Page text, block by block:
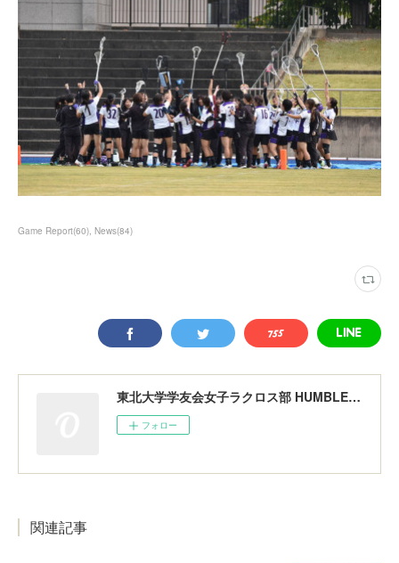
Game Report(60) News(84)
東北大学学友会女子ラクロス部 HUMBLERS
フォロー
関連記事